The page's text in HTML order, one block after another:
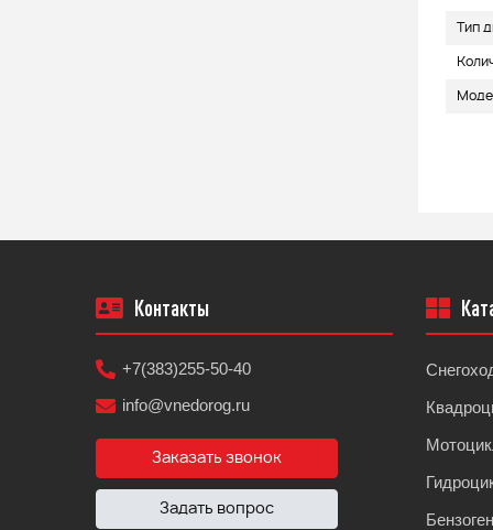
Тип
Контакты
+7(383)255-50-40
info@vnedorog.ru
Заказать звонок
Задать вопрос